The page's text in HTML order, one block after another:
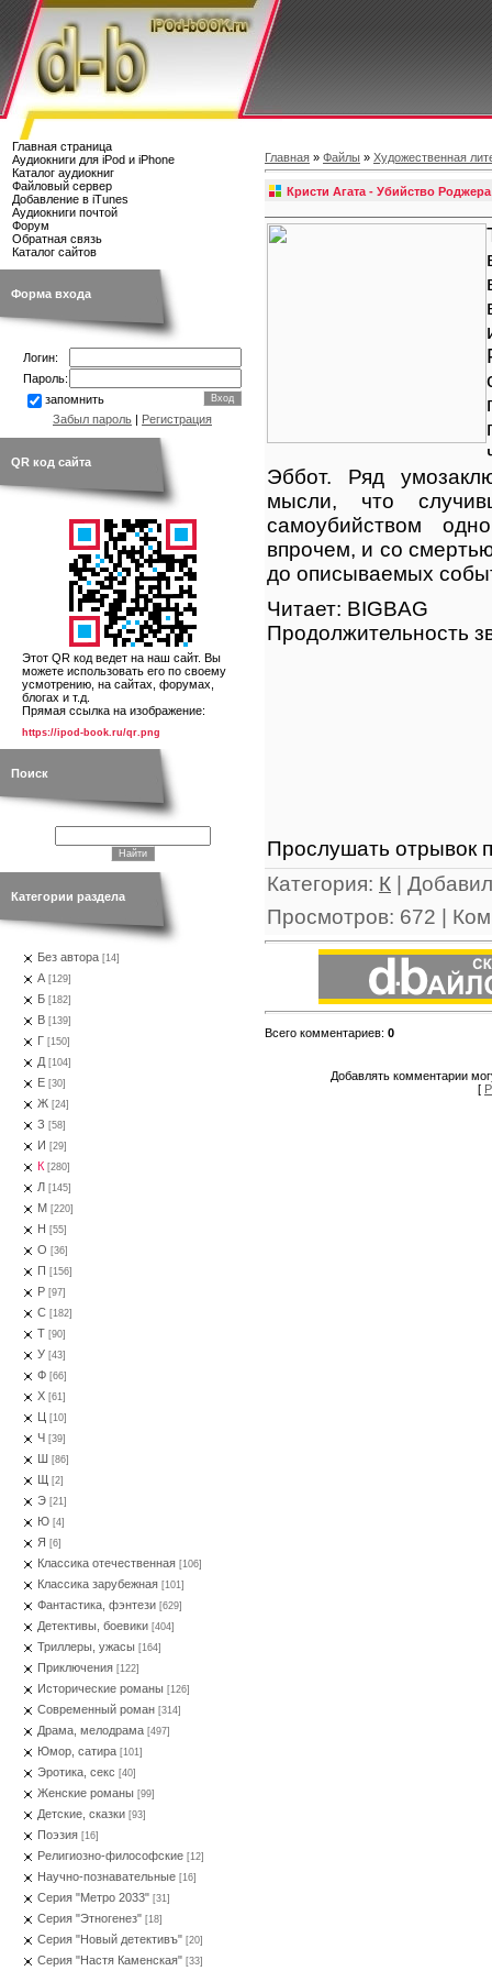
Главная страница
Аудиокниги для iPod и iPhone
Каталог аудиокниг
Файловый сервер
Добавление в iTunes
Аудиокниги почтой
Форум
Обратная связь
Каталог сайтов
Форма входа
Логин:
Пароль:
запомнить
Забыл пароль | Регистрация
QR код сайта
Этот QR код ведет на наш сайт. Вы
можете использовать его по своему
усмотрению, на сайтах, форумах,
блогах и т.д.
Прямая ссылка на изображение:
https://ipod-book.ru/qr.png
Поиск
Категории раздела
Без автора [14]
А [129]
Б [182]
В [139]
Г [150]
Д [104]
Е [30]
Ж [24]
З [58]
И [29]
К [280]
Л [145]
М [220]
Н [55]
О [36]
П [156]
Р [97]
С [182]
Т [90]
У [43]
Ф [66]
Х [61]
Ц [10]
Ч [39]
Ш [86]
Щ [2]
Э [21]
Ю [4]
Я [6]
Классика отечественная [106]
Классика зарубежная [101]
Фантастика, фэнтези [629]
Детективы, боевики [404]
Триллеры, ужасы [164]
Приключения [122]
Исторические романы [126]
Современный роман [314]
Драма, мелодрама [497]
Юмор, сатира [101]
Эротика, секс [40]
Женские романы [99]
Детские, сказки [93]
Поэзия [16]
Религиозно-философские [12]
Научно-познавательные [16]
Серия "Метро 2033" [31]
Серия "Этногенез" [18]
Серия "Новый детективъ" [20]
Серия "Настя Каменская" [33]
Главная » Файлы » Художественная
Кристи Агата - Убийство
Эббот. Ряд
мысли, что
самоубийством
впрочем, и со
до описываемых
Читает: BIGBAG
Продолжительность
Прослушать отрывок
Категория: К | Добавил
Просмотров: 672 |
Всего комментариев: 0
Добавлять комментарии
[